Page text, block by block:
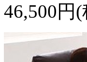
46,500円